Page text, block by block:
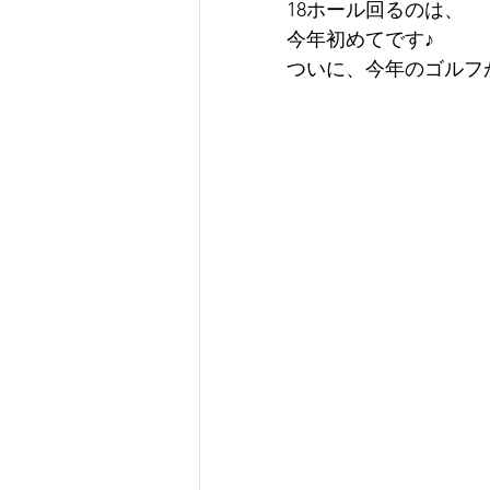
18ホール回るのは、
今年初めてです♪
ついに、今年のゴルフ